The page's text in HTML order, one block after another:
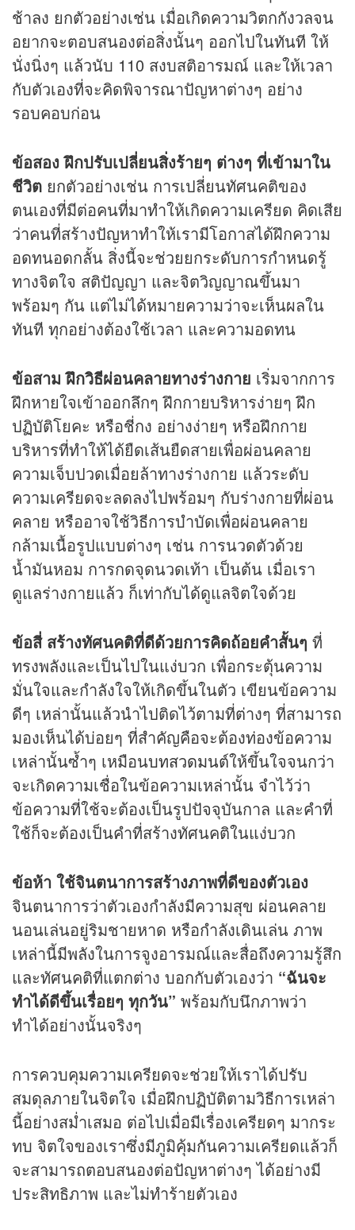
ช้าลง ยกตัวอย่างเช่น เมื่อเกิดความวิตกกังวลจน
อยากจะตอบสนองต่อสิ่งนั้นๆ ออกไปในทันที ให้
นั่งนิ่งๆ แล้วนับ 110 สงบสติอารมณ์ และให้เวลา
กับตัวเองที่จะคิดพิจารณาปัญหาต่างๆ อย่าง
รอบคอบก่อน
ข้อสอง ฝึกปรับเปลี่ยนสิ่งร้ายๆ ต่างๆ ที่เข้ามาใน
ชีวิต ยกตัวอย่างเช่น การเปลี่ยนทัศนคติของ
ตนเองที่มีต่อคนที่มาทำให้เกิดความเครียด คิดเสีย
ว่าคนที่สร้างปัญหาทำให้เรามีโอกาสได้ฝึกความ
อดทนอดกลั้น สิ่งนี้จะช่วยยกระดับการกำหนดรู้
ทางจิตใจ สติปัญญา และจิตวิญญาณขึ้นมา
พร้อมๆ กัน แต่ไม่ได้หมายความว่าจะเห็นผลใน
ทันที ทุกอย่างต้องใช้เวลา และความอดทน
ข้อสาม ฝึกวิธีผ่อนคลายทางร่างกาย เริ่มจากการ
ฝึกหายใจเข้าออกลึกๆ ฝึกกายบริหารง่ายๆ ฝึก
ปฏิบัติโยคะ หรือชี่กง อย่างง่ายๆ หรือฝึกกาย
บริหารที่ทำให้ได้ยืดเส้นยืดสายเพื่อผ่อนคลาย
ความเจ็บปวดเมื่อยล้าทางร่างกาย แล้วระดับ
ความเครียดจะลดลงไปพร้อมๆ กับร่างกายที่ผ่อน
คลาย หรืออาจใช้วิธีการบำบัดเพื่อผ่อนคลาย
กล้ามเนื้อรูปแบบต่างๆ เช่น การนวดตัวด้วย
น้ำมันหอม การกดจุดนวดเท้า เป็นต้น เมื่อเรา
ดูแลร่างกายแล้ว ก็เท่ากับได้ดูแลจิตใจด้วย
ข้อสี่ สร้างทัศนคติที่ดีด้วยการคิดถ้อยคำสั้นๆ ที่
ทรงพลังและเป็นไปในแง่บวก เพื่อกระตุ้นความ
มั่นใจและกำลังใจให้เกิดขึ้นในตัว เขียนข้อความ
ดีๆ เหล่านั้นแล้วนำไปติดไว้ตามที่ต่างๆ ที่สามารถ
มองเห็นได้บ่อยๆ ที่สำคัญคือจะต้องท่องข้อความ
เหล่านั้นซ้ำๆ เหมือนบทสวดมนต์ให้ขึ้นใจจนกว่า
จะเกิดความเชื่อในข้อความเหล่านั้น จำไว้ว่า
ข้อความที่ใช้จะต้องเป็นรูปปัจจุบันกาล และคำที่
ใช้ก็จะต้องเป็นคำที่สร้างทัศนคติในแง่บวก
ข้อห้า ใช้จินตนาการสร้างภาพที่ดีของตัวเอง
จินตนาการว่าตัวเองกำลังมีความสุข ผ่อนคลาย
นอนเล่นอยู่ริมชายหาด หรือกำลังเดินเล่น ภาพ
เหล่านี้มีพลังในการจูงอารมณ์และสื่อถึงความรู้สึก
และทัศนคติที่แตกต่าง บอกกับตัวเองว่า “ฉันจะ
ทำได้ดีขึ้นเรื่อยๆ ทุกวัน” พร้อมกับนึกภาพว่า
ทำได้อย่างนั้นจริงๆ
การควบคุมความเครียดจะช่วยให้เราได้ปรับ
สมดุลภายในจิตใจ เมื่อฝึกปฏิบัติตามวิธีการเหล่า
นี้อย่างสม่ำเสมอ ต่อไปเมื่อมีเรื่องเครียดๆ มากระ
ทบ จิตใจของเราซึ่งมีภูมิคุ้มกันความเครียดแล้วก็
จะสามารถตอบสนองต่อปัญหาต่างๆ ได้อย่างมี
ประสิทธิภาพ และไม่ทำร้ายตัวเอง